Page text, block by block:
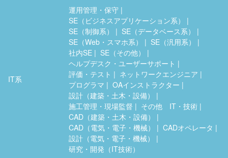
IT系
運用管理・保守
SE（ビジネスアプリケーション系）
SE（制御系）
SE（データベース系）
SE（Web・スマホ系）
SE（汎用系）
社内SE
SE（その他）
ヘルプデスク・ユーザーサポート
評価・テスト
ネットワークエンジニア
プログラマ
OAインストラクター
設計（建築・土木・設備）
施工管理・現場監督
その他 IT・技術
CAD（建築・土木・設備）
CAD（電気・電子・機械）
CADオペレータ
設計（電気・電子・機械）
研究・開発（IT技術）